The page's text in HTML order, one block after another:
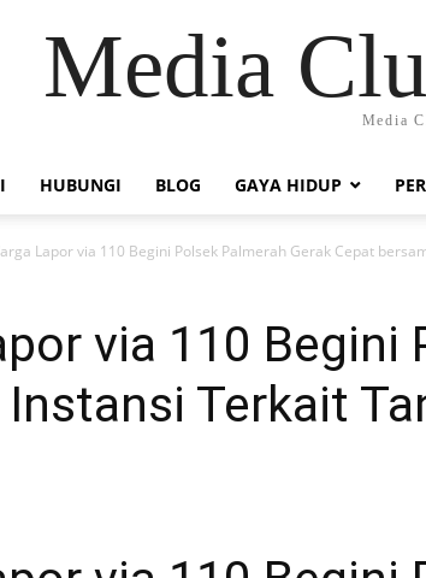
Media
Media
HUBUNGI BLOG GAYA HIDUP
Lapor via 110 Begini Polsek Palmerah Gerak Cepat
via 110 Begini
Terkait